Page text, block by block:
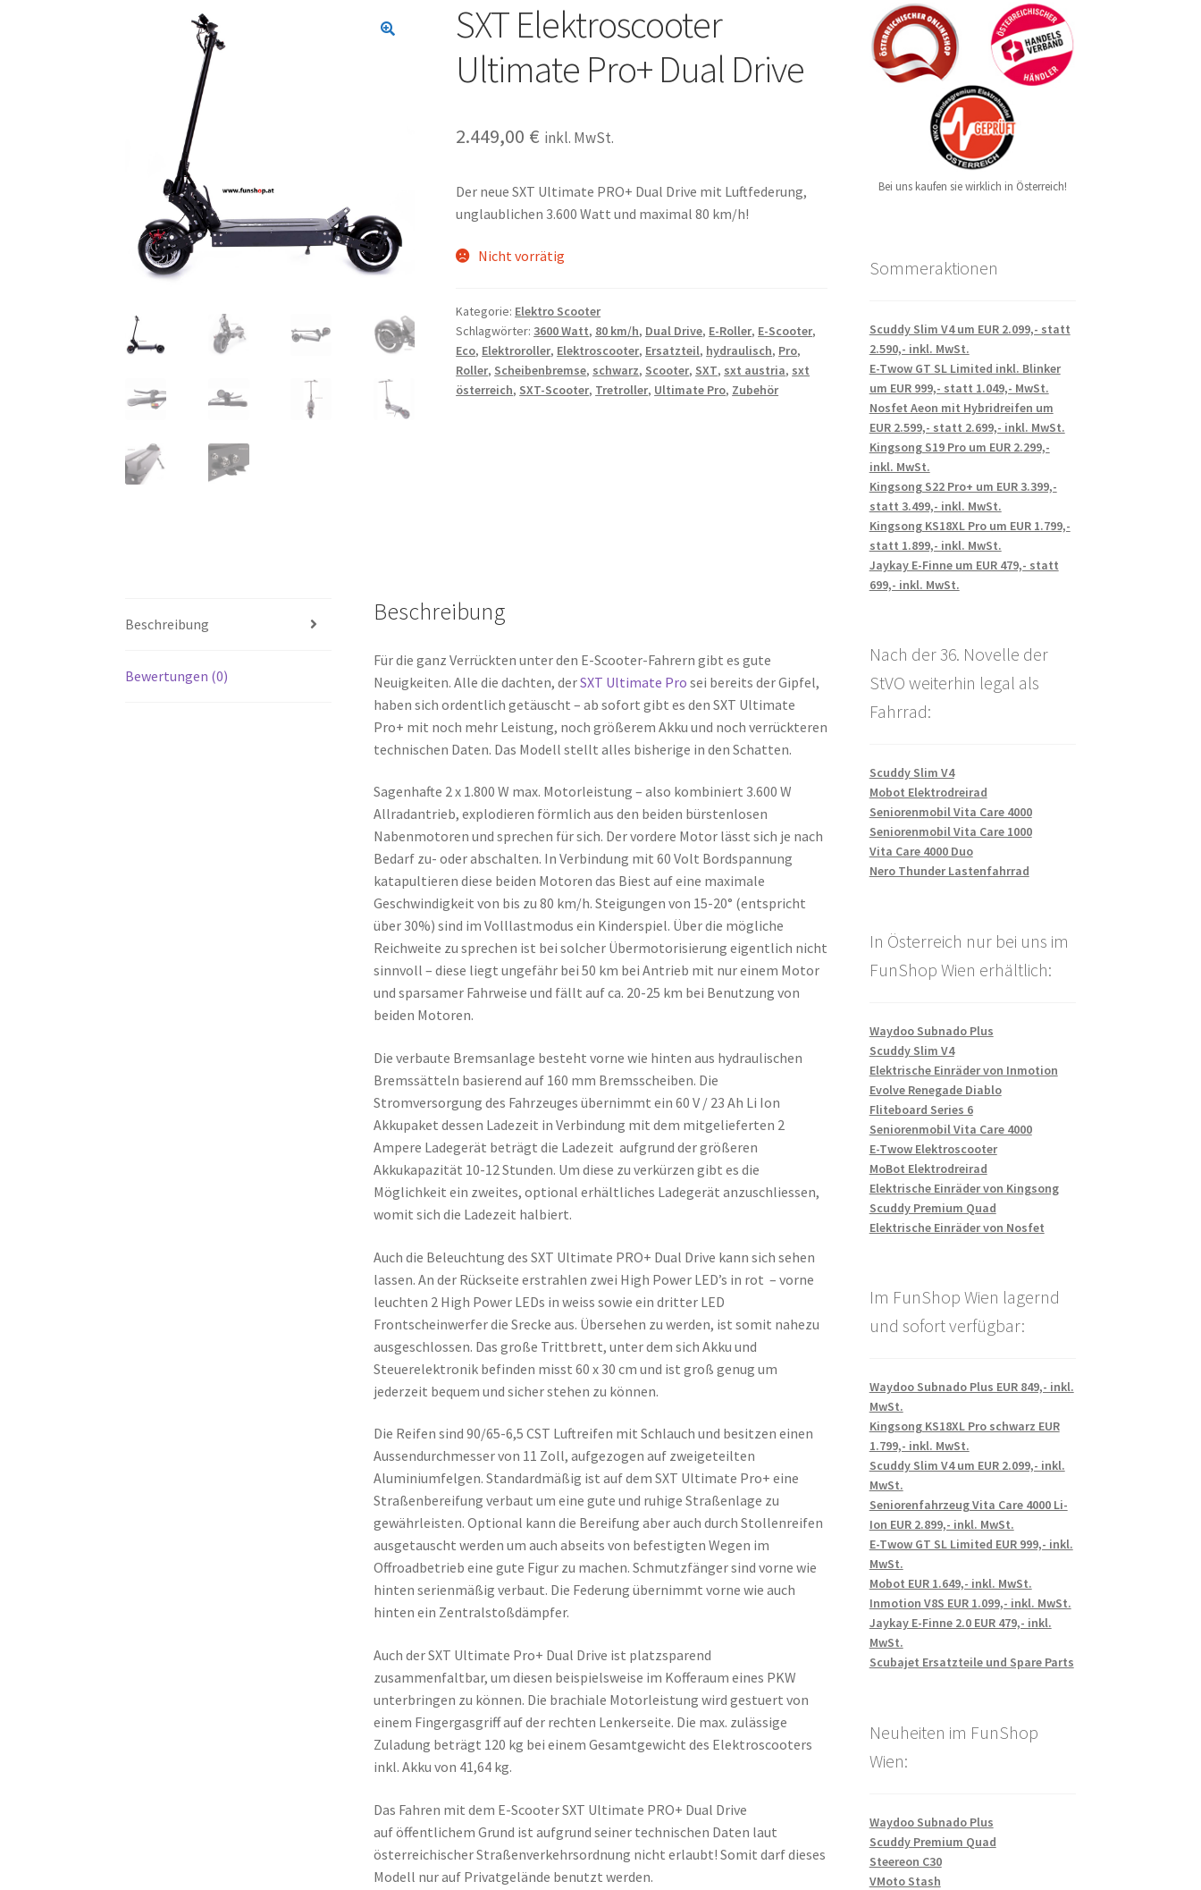
SXT Elektroscooter
Ultimate Pro+ Dual Drive
2.449,00 € inkl. MwSt.
Der neue SXT Ultimate PRO+ Dual Drive mit Luftfederung,
unglaublichen 3.600 Watt und maximal 80 km/h!
Nicht vorrätig
Kategorie: Elektro Scooter
Schlagwörter: 3600 Watt, 80 km/h, Dual Drive, E-Roller, E-Scooter,
Eco, Elektroroller, Elektroscooter, Ersatzteil, hydraulisch, Pro,
Roller, Scheibenbremse, schwarz, Scooter, SXT, sxt austria, sxt
österreich, SXT-Scooter, Tretroller, Ultimate Pro, Zubehör
Beschreibung
Bewertungen (0)
Beschreibung
Für die ganz Verrückten unter den E-Scooter-Fahrern gibt es gute
Neuigkeiten. Alle die dachten, derSXT Ultimate Pro sei bereits der Gipfel,
haben sich ordentlich getäuscht – ab sofort gibt es den SXT Ultimate
Pro+ mit noch mehr Leistung, noch größerem Akku und noch verrückteren
technischen Daten. Das Modell stellt alles bisherige in den Schatten.
Sagenhafte 2 x 1.800 W max. Motorleistung – also kombiniert 3.600 W
Allradantrieb, explodieren förmlich aus den beiden bürstenlosen
Nabenmotoren und sprechen für sich. Der vordere Motor lässt sich je nach
Bedarf zu- oder abschalten. In Verbindung mit 60 Volt Bordspannung
katapultieren diese beiden Motoren das Biest auf eine maximale
Geschwindigkeit von bis zu 80 km/h. Steigungen von 15-20° (entspricht
über 30%) sind im Volllastmodus ein Kinderspiel. Über die mögliche
Reichweite zu sprechen ist bei solcher Übermotorisierung eigentlich nicht
sinnvoll – diese liegt ungefähr bei 50 km bei Antrieb mit nur einem Motor
und sparsamer Fahrweise und fällt auf ca. 20-25 km bei Benutzung von
beiden Motoren.
Die verbaute Bremsanlage besteht vorne wie hinten aus hydraulischen
Bremssätteln basierend auf 160 mm Bremsscheiben. Die
Stromversorgung des Fahrzeuges übernimmt ein 60 V / 23 Ah Li Ion
Akkupaket dessen Ladezeit in Verbindung mit dem mitgelieferten 2
Ampere Ladegerät beträgt die Ladezeit aufgrund der größeren
Akkukapazität 10-12 Stunden. Um diese zu verkürzen gibt es die
Möglichkeit ein zweites, optional erhältliches Ladegerät anzuschliessen,
womit sich die Ladezeit halbiert.
Auch die Beleuchtung des SXT Ultimate PRO+ Dual Drive kann sich sehen
lassen. An der Rückseite erstrahlen zwei High Power LED’s in rot – vorne
leuchten 2 High Power LEDs in weiss sowie ein dritter LED
Frontscheinwerfer die Srecke aus. Übersehen zu werden, ist somit nahezu
ausgeschlossen. Das große Trittbrett, unter dem sich Akku und
Steuerelektronik befinden misst 60 x 30 cm und ist groß genug um
jederzeit bequem und sicher stehen zu können.
Die Reifen sind 90/65-6,5 CST Luftreifen mit Schlauch und besitzen einen
Aussendurchmesser von 11 Zoll, aufgezogen auf zweigeteilten
Aluminiumfelgen. Standardmäßig ist auf dem SXT Ultimate Pro+ eine
Straßenbereifung verbaut um eine gute und ruhige Straßenlage zu
gewährleisten. Optional kann die Bereifung aber auch durch Stollenreifen
ausgetauscht werden um auch abseits von befestigten Wegen im
Offroadbetrieb eine gute Figur zu machen. Schmutzfänger sind vorne wie
hinten serienmäßig verbaut. Die Federung übernimmt vorne wie auch
hinten ein Zentralstoßdämpfer.
Auch der SXT Ultimate Pro+ Dual Drive ist platzsparend
zusammenfaltbar, um diesen beispielsweise im Kofferaum eines PKW
unterbringen zu können. Die brachiale Motorleistung wird gestuert von
einem Fingergasgriff auf der rechten Lenkerseite. Die max. zulässige
Zuladung beträgt 120 kg bei einem Gesamtgewicht des Elektroscooters
inkl. Akku von 41,64 kg.
Das Fahren mit dem E-Scooter SXT Ultimate PRO+ Dual Drive
auf öffentlichem Grund ist aufgrund seiner technischen Daten laut
österreichischer Straßenverkehrsordnung nicht erlaubt! Somit darf dieses
Modell nur auf Privatgelände benutzt werden.
Bei uns kaufen sie wirklich in Österreich!
Sommeraktionen
Scuddy Slim V4 um EUR 2.099,- statt
2.590,- inkl. MwSt.
E-Twow GT SL Limited inkl. Blinker
um EUR 999,- statt 1.049,- MwSt.
Nosfet Aeon mit Hybridreifen um
EUR 2.599,- statt 2.699,- inkl. MwSt.
Kingsong S19 Pro um EUR 2.299,-
inkl. MwSt.
Kingsong S22 Pro+ um EUR 3.399,-
statt 3.499,- inkl. MwSt.
Kingsong KS18XL Pro um EUR 1.799,-
statt 1.899,- inkl. MwSt.
Jaykay E-Finne um EUR 479,- statt
699,- inkl. MwSt.
Nach der 36. Novelle der
StVO weiterhin legal als
Fahrrad:
Scuddy Slim V4
Mobot Elektrodreirad
Seniorenmobil Vita Care 4000
Seniorenmobil Vita Care 1000
Vita Care 4000 Duo
Nero Thunder Lastenfahrrad
In Österreich nur bei uns im
FunShop Wien erhältlich:
Waydoo Subnado Plus
Scuddy Slim V4
Elektrische Einräder von Inmotion
Evolve Renegade Diablo
Fliteboard Series 6
Seniorenmobil Vita Care 4000
E-Twow Elektroscooter
MoBot Elektrodreirad
Elektrische Einräder von Kingsong
Scuddy Premium Quad
Elektrische Einräder von Nosfet
Im FunShop Wien lagernd
und sofort verfügbar:
Waydoo Subnado Plus EUR 849,- inkl.
MwSt.
Kingsong KS18XL Pro schwarz EUR
1.799,- inkl. MwSt.
Scuddy Slim V4 um EUR 2.099,- inkl.
MwSt.
Seniorenfahrzeug Vita Care 4000 Li-
Ion EUR 2.899,- inkl. MwSt.
E-Twow GT SL Limited EUR 999,- inkl.
MwSt.
Mobot EUR 1.649,- inkl. MwSt.
Inmotion V8S EUR 1.099,- inkl. MwSt.
Jaykay E-Finne 2.0 EUR 479,- inkl.
MwSt.
Scubajet Ersatzteile und Spare Parts
Neuheiten im FunShop
Wien:
Waydoo Subnado Plus
Scuddy Premium Quad
Steereon C30
VMoto Stash